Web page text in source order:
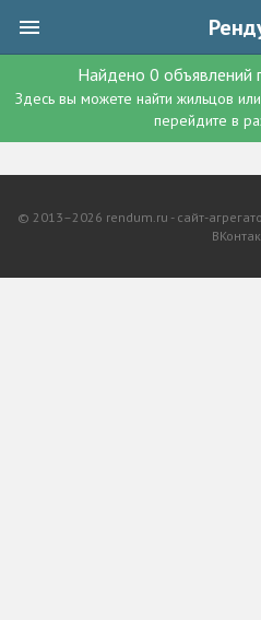
Найдено 0 объявлений
Здесь вы можете найти жильцов
перейдите в
© 2013–2026 rendum.ru - сайт-